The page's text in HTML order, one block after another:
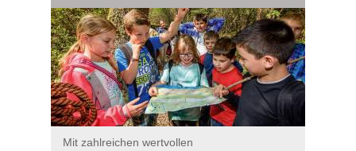
Mit zahlreichen wertvollen